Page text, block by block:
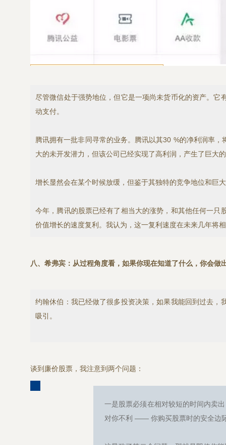
尽管微信处于强势地位，但它是一项尚未货币化的资产。
动支付。
腾讯拥有一批非同寻常的业务。腾讯以其30 %的净利润率
大的未开发潜力，但该公司已经实现了高利润，产生了巨大
增长显然会在某个时候放缓，但鉴于其独特的竞争地位和巨
今年，腾讯的股票已经有了相当大的涨势，和其他任何一
价值增长的速度复利。我认为，这一复利速度在未来几年将
八、希弗宾：从过程角度看，如果你现在知道了什么，你会做
约翰休伯：我已经做了很多投资决策，如果我能回到过去
吸引。
谈到廉价股票，我注意到两个问题：
一是股票必须在相对较短的时间内卖
对你不利 —— 你购买股票时的安全边